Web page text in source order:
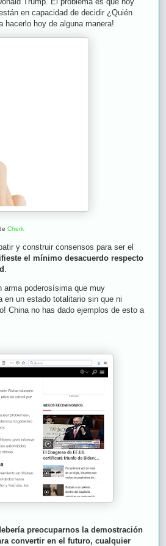
en capacidad de decidir ¿Quién
hacerlo hoy de alguna manera!
Cherk
y construir consensos para ser el
el mínimo desacuerdo respecto
arma poderosísima que muy
en un estado totalitario sin que ni
China no has dado ejemplos de esto a
preocuparnos la demostración
convertir en el futuro, cualquier